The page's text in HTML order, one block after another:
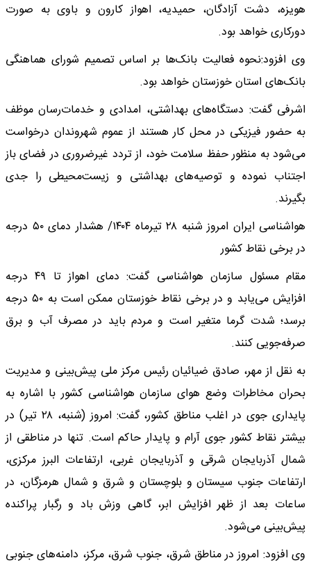
هویزه، دشت آزادگان، حمیدیه، اهواز کارون و باوی به صورت
دورکاری خواهد بود.
وی افزود:نحوه فعالیت بانک‌ها بر اساس تصمیم شورای هماهنگی
بانک‌های استان خوزستان خواهد بود.
اشرفی گفت: دستگاه‌های بهداشتی، امدادی و خدمات‌رسان موظف
به حضور فیزیکی در محل کار هستند از عموم شهروندان درخواست
می‌شود به منظور حفظ سلامت خود، از تردد غیرضروری در فضای باز
اجتناب نموده و توصیه‌های بهداشتی و زیست‌محیطی را جدی
بگیرند.
هواشناسی ایران امروز شنبه ۲۸ تیرماه ۱۴۰۴/ هشدار دمای ۵۰ درجه
در برخی نقاط کشور
مقام مسئول سازمان هواشناسی گفت: دمای اهواز تا ۴۹ درجه
افزایش می‌یابد و در برخی نقاط خوزستان ممکن است به ۵۰ درجه
برسد؛ شدت گرما متغیر است و مردم باید در مصرف آب و برق
صرفه‌جویی کنند.
به نقل از مهر، صادق ضیائیان رئیس مرکز ملی پیش‌بینی و مدیریت
بحران مخاطرات وضع هوای سازمان هواشناسی کشور با اشاره به
پایداری جوی در اغلب مناطق کشور، گفت: امروز (شنبه، ۲۸ تیر) در
بیشتر نقاط کشور جوی آرام و پایدار حاکم است. تنها در مناطقی از
شمال آذربایجان شرقی و آذربایجان غربی، ارتفاعات البرز مرکزی،
ارتفاعات جنوب سیستان و بلوچستان و شرق و شمال هرمزگان، در
ساعات بعد از ظهر افزایش ابر، گاهی وزش باد و رگبار پراکنده
پیش‌بینی می‌شود.
وی افزود: امروز در مناطق شرق، جنوب شرق، مرکز، دامنه‌های جنوبی